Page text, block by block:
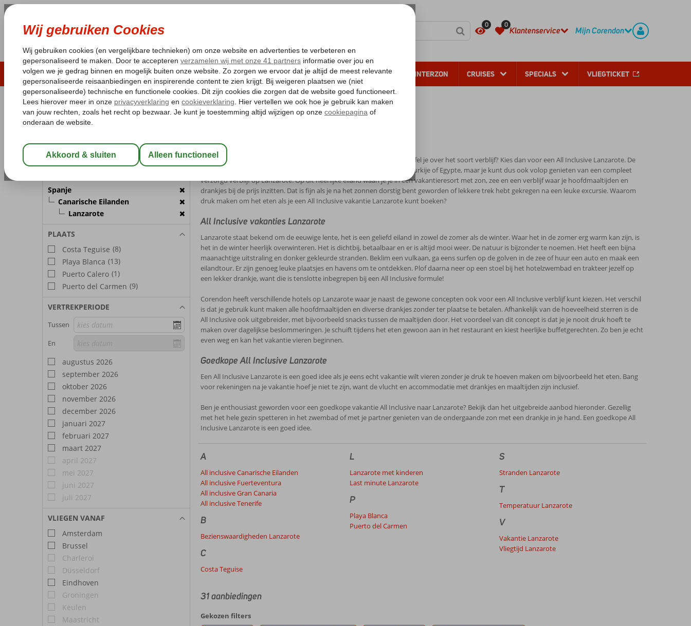
0 0
Klantenservice Mijn Corendon
LAST MINUTE ZOMER 2026 ZONVAKANTIE VERRE REIZEN ALL INCLUSIVE WINTERZON CRUISES SPECIALS VLIEGTICKET
Pakketgarantie Laagsteprijsgarantie* Gratis annuleren*
REISGEZELSCHAP
Wijzig Reisgezelschap
Spanje
Canarische Eilanden
Lanzarote
PLAATS
Costa Teguise (8)
Playa Blanca (13)
Puerto Calero (1)
Puerto del Carmen (9)
VERTREKPERIODE
Tussen
En
augustus 2026
september 2026
oktober 2026
november 2026
december 2026
januari 2027
februari 2027
maart 2027
april 2027
mei 2027
juni 2027
juli 2027
VLIEGEN VANAF
Amsterdam
Brussel
Charleroi
Düsseldorf
Eindhoven
Groningen
Keulen
Maastricht
All Inclusive Lanzarote
Heb je een vakantie naar de Canarische Eilanden op het oog, maar twijfel je over het soort verblijf? Kies dan voor een All Inclusive Lanzarote. De
meeste mensen kennen het All Inclusive concept alleen in landen als Turkije of Egypte, maar je kunt dus ook volop genieten van een compleet
verzorgd verblijf op Lanzarote. Op dit heerlijke eiland waan je je in een vakantieresort met zon, zee en een verblijf waar je hoofdmaaltijden en
drankjes bij de prijs inzitten. Dat is fijn als je na het zonnen dorstig bent geworden of lekkere trek hebt gekregen na een leuke excursie. Waarom
druk maken om het eten als je een All Inclusive vakantie Lanzarote kunt boeken?
All Inclusive vakanties Lanzarote
Lanzarote staat bekend om de eeuwige lente, het is een geliefd eiland in zowel de zomer als de winter. Waar het in de zomer erg warm kan zijn, is
het in de winter heerlijk overwinteren. Het is dichtbij, betaalbaar en er is altijd mooi weer. De natuur is bijzonder te noemen. Het heeft een bijna
maanachtige uitstraling en donker gekleurde stranden. Beklim een vulkaan, ga eens surfen op de golven in de zee of huur een auto en maak een
eilandtour. Er zijn genoeg leuke plaatsjes en havens om te ontdekken. Plof daarna neer op een stoel bij het hotelzwembad en trakteer jezelf op
een lekker drankje, want die is tenslotte inbegrepen bij een All Inclusive formule!
Corendon heeft verschillende hotels op Lanzarote waar je naast de gewone concepten ook voor een All Inclusive verblijf kunt kiezen. Het verschil
is dat je gebruik kunt maken alle hoofdmaaltijden en diverse drankjes zonder ter plaatse te betalen. Afhankelijk van de hoeveelheid sterren is de
All Inclusive ook uitgebreider, met bijvoorbeeld snacks tussen de maaltijden door. Het voordeel van dit concept is dat je je nooit druk hoeft te
maken over dagelijkse beslommeringen. Je schuift tijdens het eten gewoon aan in het restaurant en kiest heerlijke buffetgerechten. Zo ben je echt
even weg en kan het vakantie vieren beginnen.
Goedkope All Inclusive Lanzarote
Een All Inclusive Lanzarote is een goed idee als je eens echt vakantie wilt vieren zonder je druk te hoeven maken om bijvoorbeeld het eten. Bang
voor rekeningen na je vakantie hoef je niet te zijn, want de vlucht en accommodatie met drankjes en maaltijden zijn inclusief.
Ben je enthousiast geworden voor een goedkope vakantie All Inclusive naar Lanzarote? Bekijk dan het uitgebreide aanbod hieronder. Gezellig
met het hele gezin spetteren in het zwembad of met je partner genieten van de ondergaande zon met een drankje in je hand. Een goedkope All
Inclusive Lanzarote is een goed idee.
A
All inclusive Canarische Eilanden
All inclusive Fuerteventura
All inclusive Gran Canaria
All inclusive Tenerife
B
Bezienswaardigheden Lanzarote
C
Costa Teguise
L
Lanzarote met kinderen
Last minute Lanzarote
P
Playa Blanca
Puerto del Carmen
S
Stranden Lanzarote
T
Temperatuur Lanzarote
V
Vakantie Lanzarote
Vliegtijd Lanzarote
31 aanbiedingen
Gekozen filters